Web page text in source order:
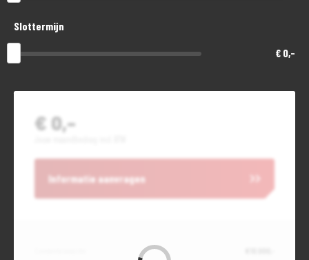
Slottermijn
€ 0,-
€ 0,-
Informatie aanvragen